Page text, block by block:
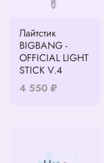
Лайтстик
BIGBANG -
OFFICIAL LIGHT
STICK V.4
4 550 ₽